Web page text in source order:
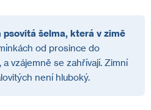
psovitá šelma, která v zimě
od prosince do
vzájemně se zahřívají. Zimní
není hluboký.